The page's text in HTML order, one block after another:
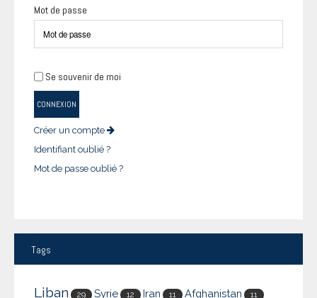
Mot de passe
Se souvenir de moi
CONNEXION
Créer un compte
Identifiant oublié ?
Mot de passe oublié ?
Tags
Liban 29 Syrie 12 Iran 11 Afghanistan 11